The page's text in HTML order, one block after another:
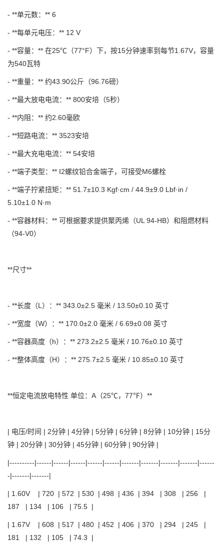
- **单元数：** 6
- **每单元电压：** 12 V
- **容量：** 在25℃（77°F）下，按15分钟速率到每节1.67V，容量
为540瓦特
- **重量：** 约43.90公斤（96.76磅）
- **最大放电电流：** 800安培（5秒）
- **内阻：** 约2.60毫欧
- **短路电流：** 3523安培
- **最大充电电流：** 54安培
- **端子类型：** I2螺纹铅合金端子，可接受M6螺栓
- **端子拧紧扭矩：** 51.7±10.3 Kgf·cm / 44.9±9.0 Lbf·in /
5.10±1.0 N·m
- **容器材料：** 可根据要求提供聚丙烯（UL 94-HB）和阻燃材料
（94-V0）
**尺寸**
- **长度（L）：** 343.0±2.5 毫米 / 13.50±0.10 英寸
- **宽度（W）：** 170.0±2.0 毫米 / 6.69±0.08 英寸
- **容器高度（h）：** 273.2±2.5 毫米 / 10.76±0.10 英寸
- **整体高度（H）：** 275.7±2.5 毫米 / 10.85±0.10 英寸
**恒定电流放电特性 单位：A（25℃，77℉）**
| 电压/时间 | 2分钟 | 4分钟 | 5分钟 | 6分钟 | 8分钟 | 10分钟 | 15分
钟 | 20分钟 | 30分钟 | 45分钟 | 60分钟 | 90分钟 |
|----------|------|------|------|------|------|-------|-------|-------|-------|------
-|-------|-------|
| 1.60V | 720 | 572 | 530 | 498 | 436 | 394 | 308 | 256 |
187 | 134 | 106 | 75.5 |
| 1.67V | 608 | 517 | 480 | 452 | 406 | 370 | 294 | 245 |
181 | 132 | 105 | 74.3 |